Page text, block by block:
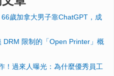
歲加拿大男子靠ChatGPT，成
DRM 限制的「Open Printer」概
！過來人曝光：為什麼優秀員工